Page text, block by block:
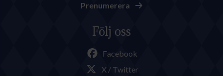
Prenumerera
Följ oss
Facebook
X / Twitter